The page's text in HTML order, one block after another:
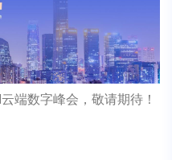
云端数字峰会，敬请期待！